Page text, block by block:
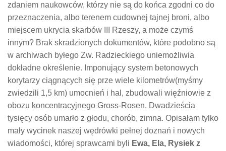
zdaniem naukowców, którzy nie są do końca zgodni co do
przeznaczenia, albo terenem cudownej tajnej broni, albo
miejscem ukrycia skarbów III Rzeszy, a może czymś
innym? Brak skradzionych dokumentów, które podobno są
w archiwach byłego Zw. Radzieckiego uniemożliwia
dokładne określenie. Imponujący system betonowych
korytarzy ciągnących się prze wiele kilometrów(myśmy
zwiedzili 1,5 km) umocnień i hal, zbudowali więźniowie z
obozu koncentracyjnego Gross-Rosen. Dwadzieścia
tysięcy osób umarło z głodu, chorób, zimna. Opisałam tylko
mały wycinek naszej wędrówki pełnej doznań i nowych
wiadomości, której sprawcami byli Ewa, Ela, Rysiek z